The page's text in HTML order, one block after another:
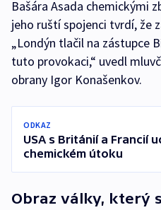
Bašára Asada chemickými
jeho ruští spojenci tvrdí, že
„Londýn tlačil na zástupce
tuto provokaci,“ uvedl
obrany Igor Konašenkov.
ODKAZ
USA s Británií a Francií
chemickém útoku
Obraz války, který